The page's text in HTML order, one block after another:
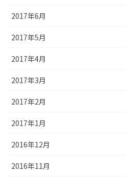
2017年6月
2017年5月
2017年4月
2017年3月
2017年2月
2017年1月
2016年12月
2016年11月